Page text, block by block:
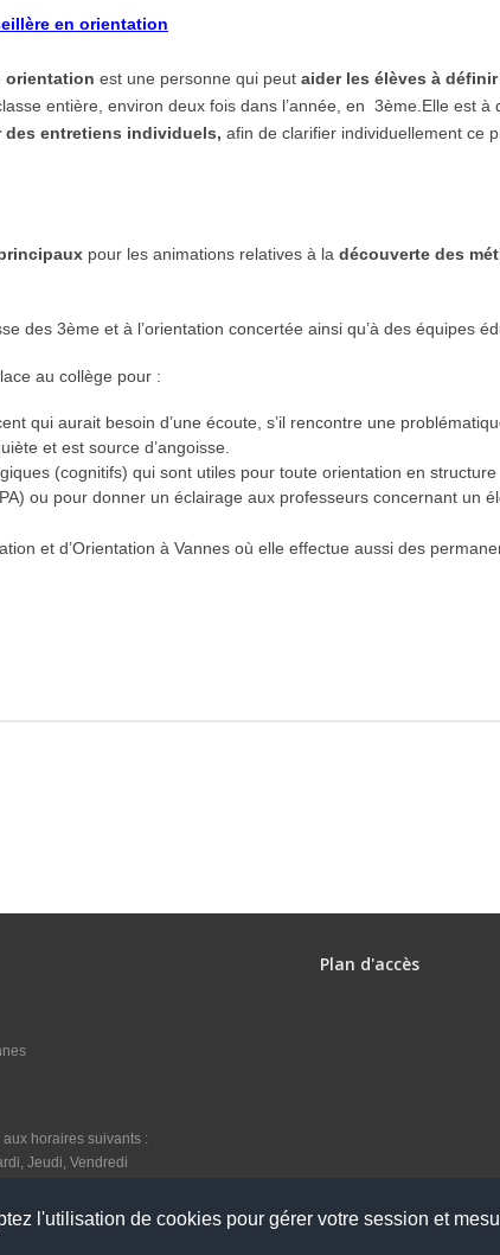
l'utilisation de cookies pour gérer votre session et
en orientation
orientation est une personne qui peut aider les élèves à
entière, environ deux fois dans l’année, en 3ème.Elle est à
des entretiens individuels, afin de clarifier individuellement ce
pour les animations relatives à la découverte des
des 3ème et à l’orientation concertée ainsi qu’à des équipes
au collège pour :
qui aurait besoin d’une écoute, s’il rencontre une
et est source d’angoisse.
(cognitifs) qui sont utiles pour toute orientation en structure
ou pour donner un éclairage aux professeurs concernant un
et d’Orientation à Vannes où elle effectue aussi des
horaires suivants :
Jeudi, Vendredi
Plan d'accès